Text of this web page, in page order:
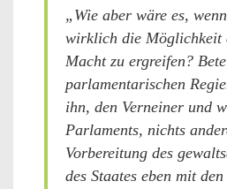
„Wie aber wäre es,
wirklich die Möglichkeit
Macht zu ergreifen?
parlamentarischen
ihn, den Verneiner und
Parlaments, nichts
Vorbereitung des
des Staates eben mit